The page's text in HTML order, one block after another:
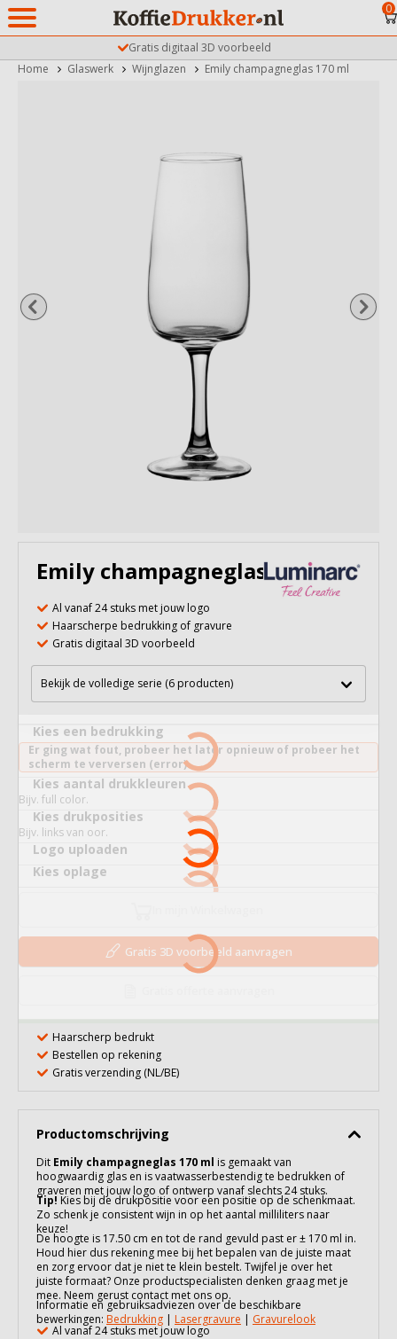
Gratis digitaal 3D voorbeeld
0
Home Glaswerk Wijnglazen Emily champagneglas 170 ml
Emily champagneglas 170 ml
Al vanaf 24 stuks met jouw logo
Haarscherpe bedrukking of gravure
Gratis digitaal 3D voorbeeld
Bekijk de volledige serie (6 producten)
Kies een bedrukking
Er ging wat fout, probeer het later opnieuw of probeer het
scherm te verversen (error).
Kies aantal drukkleuren
Bijv. full color.
Kies drukposities
Bijv. links van oor.
Logo uploaden
Kies oplage
Gratis 3D voorbeeld aanvragen
Haarscherp bedrukt
Bestellen op rekening
Gratis verzending (NL/BE)
Productomschrijving
Dit Emily champagneglas 170 ml is gemaakt van
hoogwaardig glas en is vaatwasserbestendig te bedrukken of
graveren met jouw logo of ontwerp vanaf slechts 24 stuks.
Tip! Kies bij de drukpositie voor een positie op de schenkmaat.
Zo schenk je consistent wijn in op het aantal milliliters naar
keuze!
De hoogte is 17.50 cm en tot de rand gevuld past er ± 170 ml in.
Houd hier dus rekening mee bij het bepalen van de juiste maat
en zorg ervoor dat je niet te klein bestelt. Twijfel je over het
juiste formaat? Onze productspecialisten denken graag met je
mee. Neem gerust contact met ons op.
Informatie en gebruiksadviezen over de beschikbare
bewerkingen: Bedrukking | Lasergravure | Gravurelook
Al vanaf 24 stuks met jouw logo